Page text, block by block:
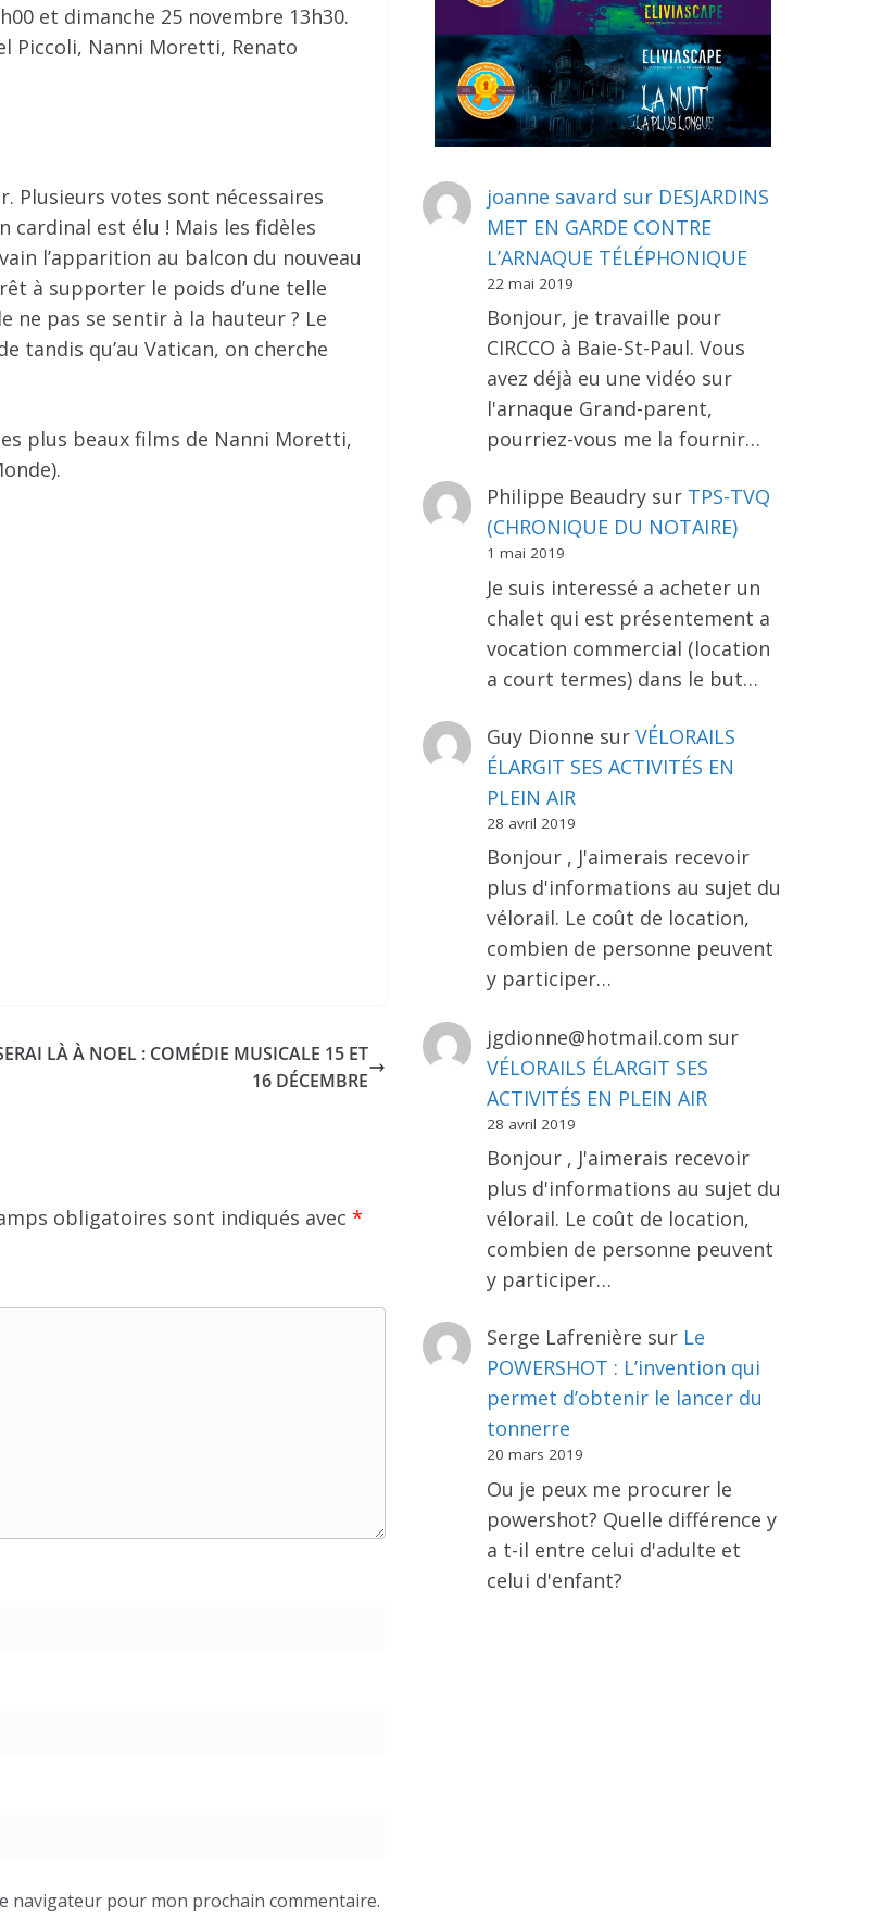
et dimanche 25 novembre 13h30.
Piccoli, Nanni Moretti, Renato
Plusieurs votes sont nécessaires
cardinal est élu ! Mais les fidèles
l’apparition au balcon du nouveau
à supporter le poids d’une telle
ne pas se sentir à la hauteur ? Le
tandis qu’au Vatican, on cherche
plus beaux films de Nanni Moretti,
LÀ À NOEL : COMÉDIE MUSICALE 15 ET
16 DÉCEMBRE
obligatoires sont indiqués avec *
navigateur pour mon prochain commentaire.
joanne savard sur DESJARDINS
MET EN GARDE CONTRE
L’ARNAQUE TÉLÉPHONIQUE
22 mai 2019
Bonjour, je travaille pour
CIRCCO à Baie-St-Paul. Vous
avez déjà eu une vidéo sur
l'arnaque Grand-parent,
pourriez-vous me la fournir…
Philippe Beaudrysur TPS-TVQ
(CHRONIQUE DU NOTAIRE)
1 mai 2019
Je suis interessé a acheter un
chalet qui est présentement a
vocation commercial (location
a court termes) dans le but…
Guy Dionne sur VÉLORAILS
ÉLARGIT SES ACTIVITÉS EN
PLEIN AIR
28 avril 2019
Bonjour , J'aimerais recevoir
plus d'informations au sujet du
vélorail. Le coût de location,
combien de personne peuvent
y participer…
jgdionne@hotmail.com sur
VÉLORAILS ÉLARGIT SES
ACTIVITÉS EN PLEIN AIR
28 avril 2019
Bonjour , J'aimerais recevoir
plus d'informations au sujet du
vélorail. Le coût de location,
combien de personne peuvent
y participer…
Serge Lafrenière sur Le
POWERSHOT : L’invention qui
permet d’obtenir le lancer du
tonnerre
20 mars 2019
Ou je peux me procurer le
powershot? Quelle différence y
a t-il entre celui d'adulte et
celui d'enfant?